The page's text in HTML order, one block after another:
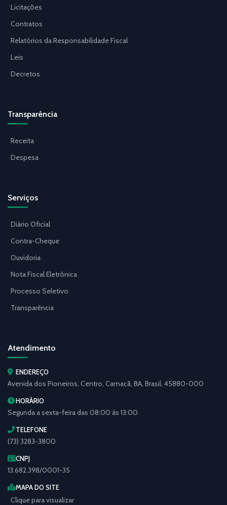
Licitações
Contratos
Relatórios da Responsabilidade Fiscal
Leis
Decretos
Transparência
Receita
Despesa
Serviços
Diário Oficial
Contra-Cheque
Ouvidoria
Nota Fiscal Eletrônica
Processo Seletivo
Transparência
Atendimento
ENDEREÇO
Avenida dos Pioneiros, Centro, Camacã, BA, Brasil, 45880-000
HORÁRIO
Segunda a sexta-feira das 08:00 às 13:00
TELEFONE
(73) 3283-3800
CNPJ
13.682.398/0001-35
MAPA DO SITE
Clique para visualizar